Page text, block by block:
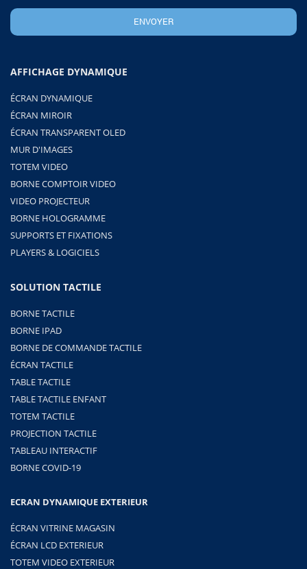
AFFICHAGE DYNAMIQUE
ÉCRAN DYNAMIQUE
ÉCRAN MIROIR
ÉCRAN TRANSPARENT OLED
MUR D'IMAGES
TOTEM VIDEO
BORNE COMPTOIR VIDEO
VIDEO PROJECTEUR
BORNE HOLOGRAMME
SUPPORTS ET FIXATIONS
PLAYERS & LOGICIELS
SOLUTION TACTILE
BORNE TACTILE
BORNE IPAD
BORNE DE COMMANDE TACTILE
ÉCRAN TACTILE
TABLE TACTILE
TABLE TACTILE ENFANT
TOTEM TACTILE
PROJECTION TACTILE
TABLEAU INTERACTIF
BORNE COVID-19
ECRAN DYNAMIQUE EXTERIEUR
ÉCRAN VITRINE MAGASIN
ÉCRAN LCD EXTERIEUR
TOTEM VIDEO EXTERIEUR